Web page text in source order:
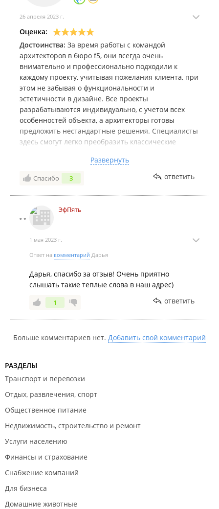
26 апреля 2023 г.
Оценка:
Достоинства: За время работы с командой
архитекторов в бюро f5, они всегда очень
внимательно и профессионально подходили к
каждому проекту, учитывая пожелания клиента, при
этом не забывая о функциональности и
эстетичности в дизайне. Все проекты
разрабатываются индивидуально, с учетом всех
особенностей объекта, а архитекторы готовы
предложить нестандартные решения. Специалисты
здесь смогут легко преобразить классические
Комментарий: Бюро f5 стоит отметить за
архитектуре. Работая с проектами на высоком
профессиональном уровне, сотрудники всегда
показывали себя в качестве надёжного и
оперативностью и высоким качеством выполнения
проектных работ.
Развернуть
Спасибо 3 ответить
ЭфПять
1 мая 2023 г.
Ответ на комментарий Дарья
Дарья, спасибо за отзыв! Очень приятно
слышать такие теплые слова в наш адрес)
1 ответить
Больше комментариев нет. Добавить свой комментарий
РАЗДЕЛЫ
Транспорт и перевозки
Отдых, развлечения, спорт
Общественное питание
Недвижимость, строительство и ремонт
Услуги населению
Финансы и страхование
Снабжение компаний
Для бизнеса
Домашние животные